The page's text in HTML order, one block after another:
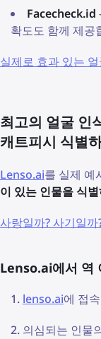
Facecheck.id
확도도 함께 제공
실제로 효과 있는
최고의 얼굴 인
캐트피시 식별
Lenso.ai를 실제 예
이 있는 인물을 식
사랑일까? 사기일
Lenso.ai에서 역
lenso.ai에 접속
의심되는 인물